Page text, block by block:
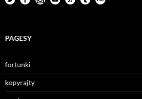
PAGESY
fortunki
kopyrajty